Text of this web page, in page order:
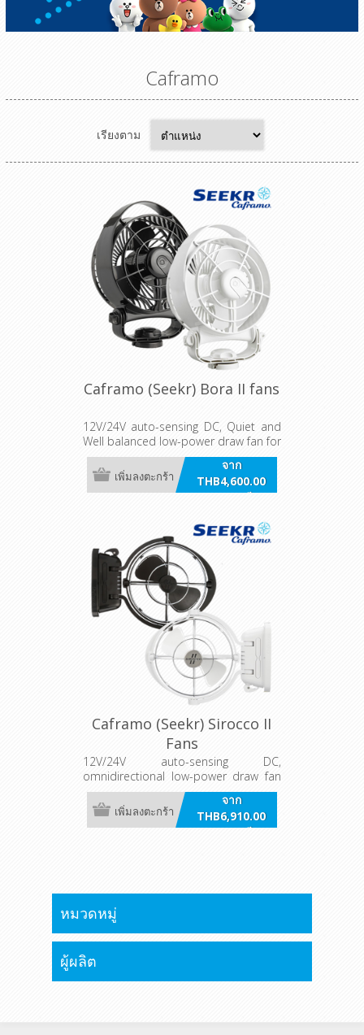
Caframo
เรียงตาม
Caframo (Seekr) Bora II fans
12V/24V auto-sensing DC, Quiet and
Well balanced low-power draw fan for
boats and RVs. Made in Canada.
จาก
THB4,600.00
รวมภาษี
เพิ่มลงตะกร้า
Caframo (Seekr) Sirocco II
Fans
12V/24V auto-sensing DC,
omnidirectional low-power draw fan
for boats and RVs. Made in Canada.
จาก
THB6,910.00
รวมภาษี
เพิ่มลงตะกร้า
หมวดหมู่
ผู้ผลิต